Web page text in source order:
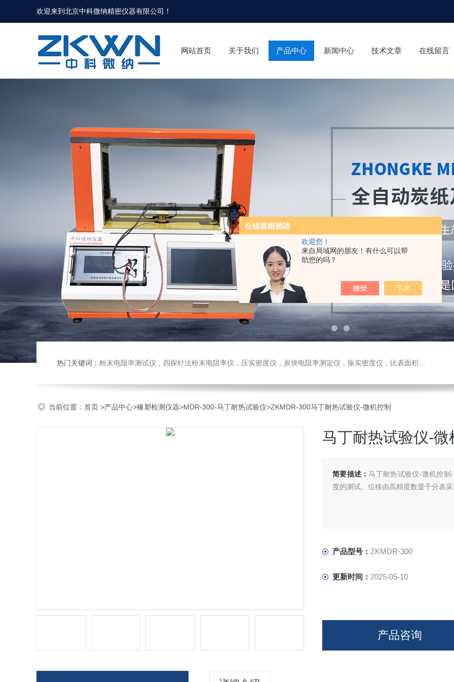
欢迎您！
来自局域网的朋友！有什么可以帮
助您的吗？
欢迎来到北京中科微纳精密仪器有限公司！
网站首页 关于我们 产品中心 新闻中心 技术文章 在线留言
热门关键词： 粉末电阻率测试仪，四探针法粉末电阻率仪，压实密度仪，炭块电阻率测定仪，振实密度仪，比表面积测试仪，真密度仪，炭块热膨胀仪，炭块透气率仪，炭块二氧化碳反应测定仪
当前位置： 首页 >产品中心>橡塑检测仪器>MDR-300-马丁耐热试验仪>ZKMDR-300马丁耐热试验仪-微机控制
马丁耐热试验仪-微
简要描述：马丁耐热试验仪-微机控制
度的测试。位移由高精度数显千分表
产品型号： ZKMDR-300
更新时间： 2025-05-10
产品咨询